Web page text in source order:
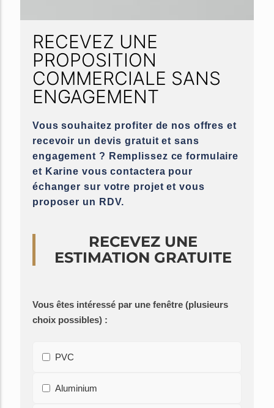
RECEVEZ UNE
PROPOSITION
COMMERCIALE SANS
ENGAGEMENT
Vous souhaitez profiter de nos offres et
recevoir un devis gratuit et sans
engagement ? Remplissez ce formulaire
et Karine vous contactera pour
échanger sur votre projet et vous
proposer un RDV.
RECEVEZ UNE
ESTIMATION GRATUITE
Vous êtes intéressé par une fenêtre (plusieurs
choix possibles) :
PVC
Aluminium